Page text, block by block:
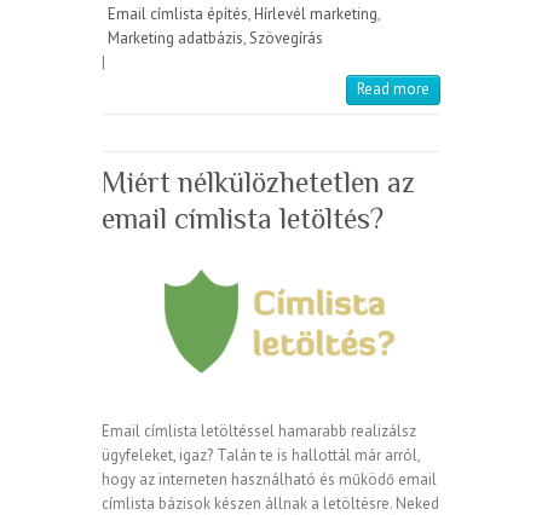
Email címlista építés, Hírlevél marketing,
Marketing adatbázis,Szövegírás
|
Read more
Miért nélkülözhetetlen az
email címlista letöltés?
Email címlista letöltéssel hamarabb realizálsz
ügyfeleket, igaz? Talán te is hallottál már arról,
hogy az interneten használható és működő email
címlista bázisok készen állnak a letöltésre. Neked